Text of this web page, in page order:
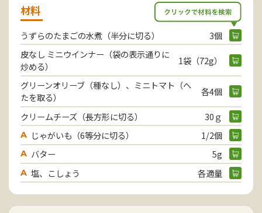
材料
うずらのたまごの水煮（半分に切る）
3個
皮なし ミニウインナー（袋の表示通りに
炒める）
1袋（72g）
グリーンオリーブ（種なし）、ミニトマト（へ
たを取る）
各4個
クリームチーズ（長方形に切る） 30ｇ
A じゃがいも（6等分に切る） 1/2個
A バター 5g
A 塩、こしょう 各適量